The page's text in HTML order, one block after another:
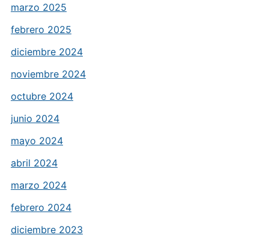
marzo 2025
febrero 2025
diciembre 2024
noviembre 2024
octubre 2024
junio 2024
mayo 2024
abril 2024
marzo 2024
febrero 2024
diciembre 2023